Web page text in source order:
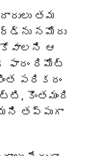
తమ
నమోదు
ఆ
ఫారం రిమోట్
పరికరం
కొంతమంది
తప్పుగా